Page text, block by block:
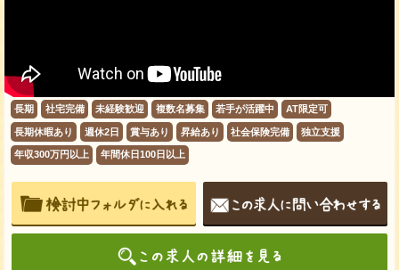
長期 社宅完備 未経験歓迎 複数名募集 若手が活躍中 AT限定可
長期休暇あり 週休2日 賞与あり 昇給あり 社会保険完備 独立支援
年収300万円以上 年間休日100日以上